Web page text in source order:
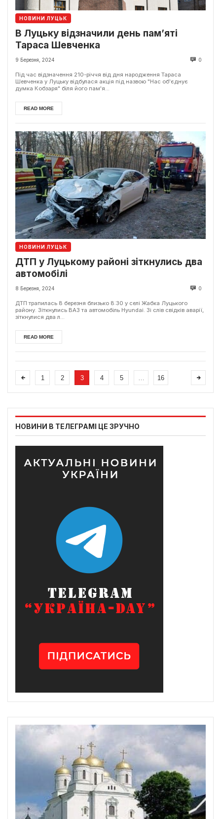
НОВИНИ ЛУЦЬК
В Луцьку відзначили день пам’яті
Тараса Шевченка
9 Березня, 2024 0
Під час відзначення 210-річчя від дня народження Тараса
Шевченка у Луцьку відбулася акція під назвою "Нас об'єднує
думка Кобзаря" біля його пам'я...
READ MORE
НОВИНИ ЛУЦЬК
ДТП у Луцькому районі зіткнулись два
автомобілі
8 Березня, 2024 0
ДТП трапилась 8 березня близько 8:30 у селі Жабка Луцького
району. Зіткнулись ВАЗ та автомобіль Hyundai. Зі слів свідків аварії,
зіткнулися два л...
READ MORE
1 2 3 4 5 16
НОВИНИ В ТЕЛЕГРАМІ ЦЕ ЗРУЧНО